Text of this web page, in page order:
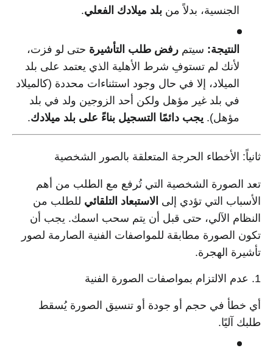
الجنسية، بدلاً من بلد ميلادك الفعلي.
النتيجة: سيتم رفض طلب التأشيرة حتى لو فزت،
لأنك لم تستوفِ شرط الأهلية الذي يعتمد على بلد
الميلاد، إلا في حال وجود استثناءات محددة (كالميلاد
في بلد غير مؤهل ولكن أحد الزوجين ولد في بلد
مؤهل). يجب دائمًا التسجيل بناءً على بلد ميلادك.
ثانياً: الأخطاء الحرجة المتعلقة بالصور الشخصية
تعد الصورة الشخصية التي تُرفع مع الطلب من أهم
الأسباب التي تؤدي إلى الاستبعاد التلقائي للطلب من
النظام الآلي، حتى قبل أن يتم سحب اسمك. يجب أن
تكون الصورة مطابقة للمواصفات الفنية الصارمة لصور
تأشيرة الهجرة.
1. عدم الالتزام بمواصفات الصورة الفنية
أي خطأ في حجم أو جودة أو تنسيق الصورة يُسقط
طلبك آليًا.